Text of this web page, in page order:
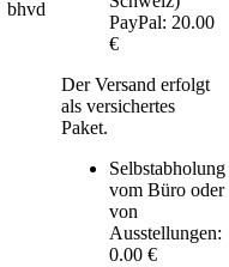
PayPal: 20.00
€
Der Versand erfolgt
als versichertes
Paket.
Selbstabholung
vom Büro oder
von
Ausstellungen:
0.00 €